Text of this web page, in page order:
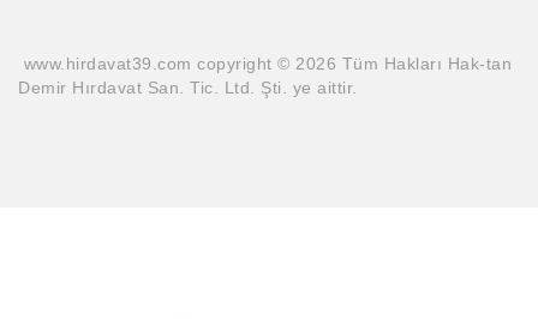
www.hirdavat39.com copyright © 2026 Tüm Hakları Hak-tan
Demir Hırdavat San. Tic. Ltd. Şti. ye aittir.